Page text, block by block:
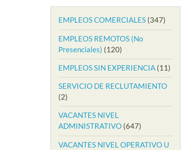
EMPLEOS COMERCIALES (347)
EMPLEOS REMOTOS (No
Presenciales) (120)
EMPLEOS SIN EXPERIENCIA (11)
SERVICIO DE RECLUTAMIENTO
(2)
VACANTES NIVEL
ADMINISTRATIVO (647)
VACANTES NIVEL OPERATIVO U